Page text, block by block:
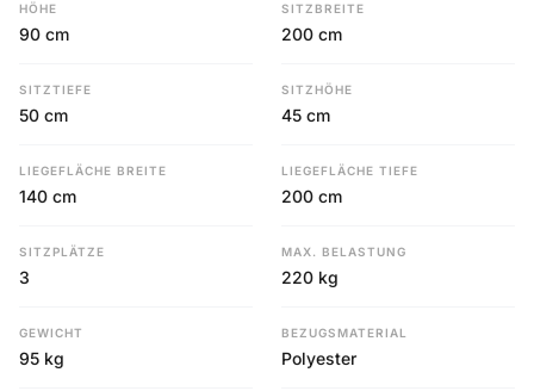
HÖHE
90 cm
SITZBREITE
200 cm
SITZTIEFE
50 cm
SITZHÖHE
45 cm
LIEGEFLÄCHE BREITE
140 cm
LIEGEFLÄCHE TIEFE
200 cm
SITZPLÄTZE
3
MAX. BELASTUNG
220 kg
GEWICHT
95 kg
BEZUGSMATERIAL
Polyester